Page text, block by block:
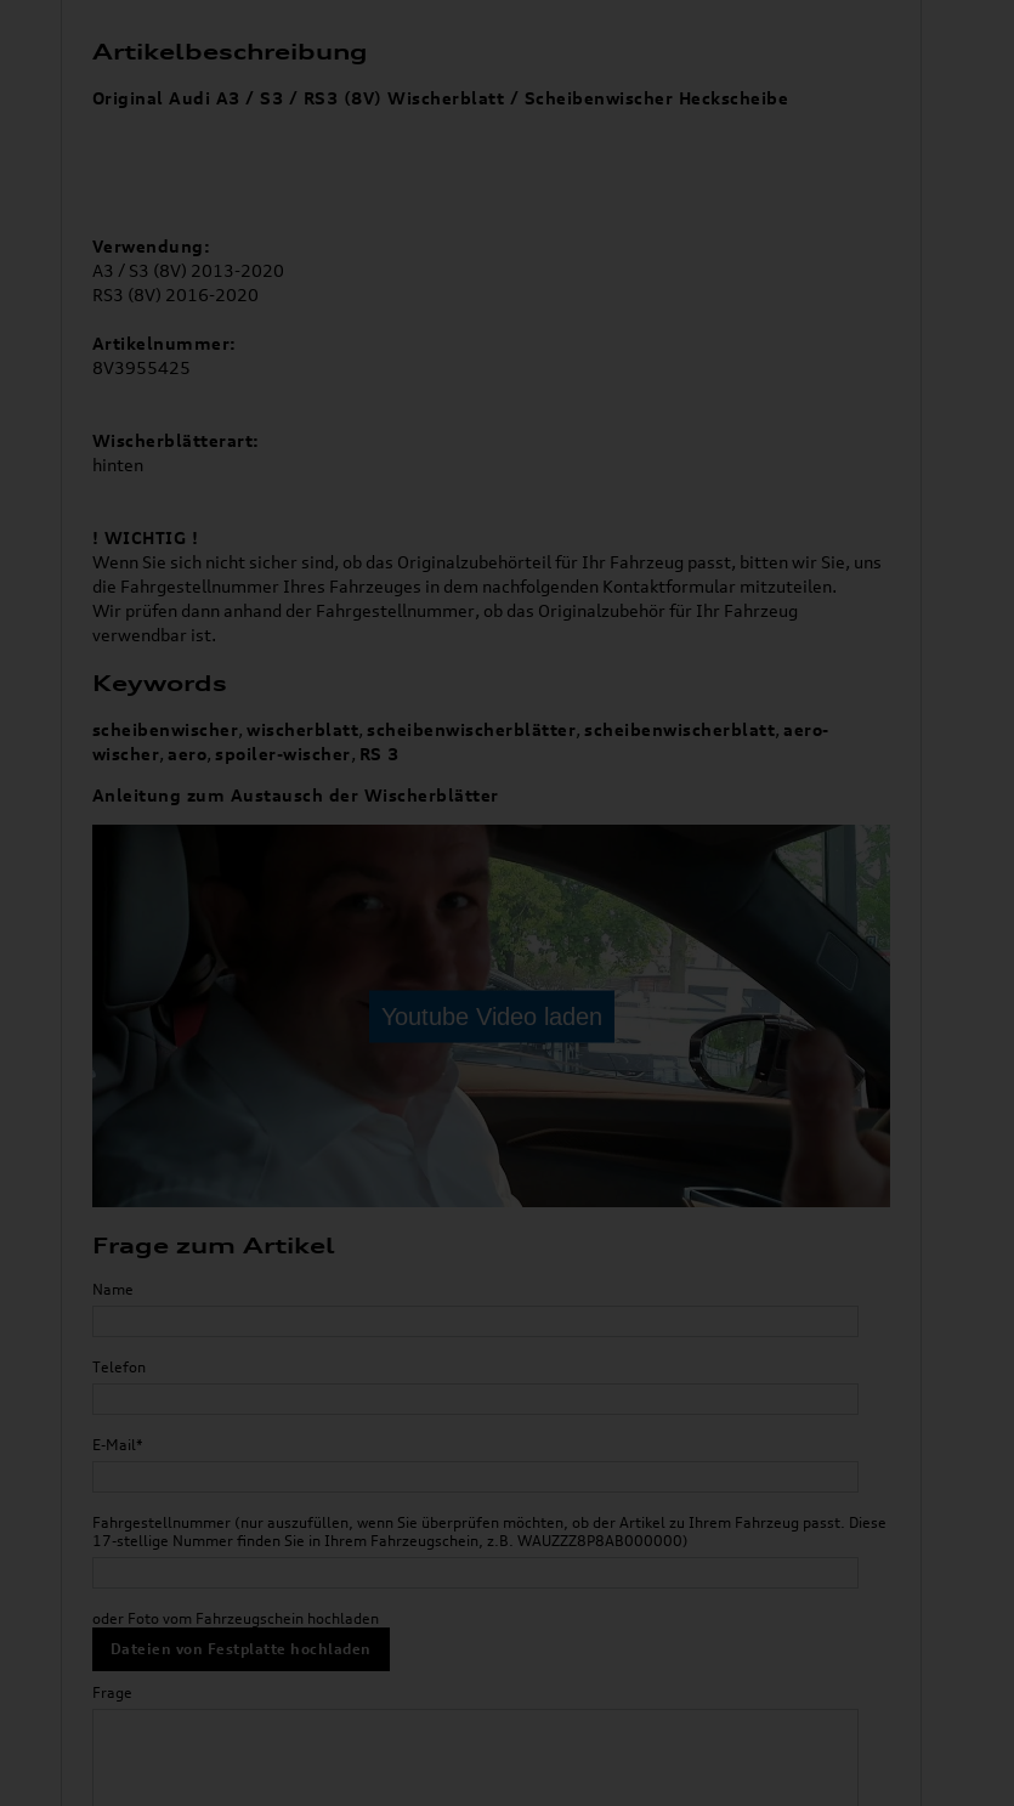
Artikelbeschreibung
Original Audi A3 / S3 / RS3 (8V) Wischerblatt / Scheibenwischer Heckscheibe
Verwendung:
A3 / S3 (8V) 2013-2020
RS3 (8V) 2016-2020
Artikelnummer:
8V3955425
Wischerblätterart:
hinten
! WICHTIG !
Wenn Sie sich nicht sicher sind, ob das Originalzubehörteil für Ihr Fahrzeug passt, bitten wir Sie, uns
die Fahrgestellnummer Ihres Fahrzeuges in dem nachfolgenden Kontaktformular mitzuteilen.
Wir prüfen dann anhand der Fahrgestellnummer, ob das Originalzubehör für Ihr Fahrzeug
verwendbar ist.
Keywords
scheibenwischer,wischerblatt, scheibenwischerblätter, scheibenwischerblatt, aero-
wischer, aero, spoiler-wischer, RS 3
Anleitung zum Austausch der Wischerblätter
Frage zum Artikel
Name
Telefon
E-Mail*
Fahrgestellnummer (nur auszufüllen, wenn Sie überprüfen möchten, ob der Artikel zu Ihrem Fahrzeug passt. Diese
17-stellige Nummer finden Sie in Ihrem Fahrzeugschein, z.B. WAUZZZ8P8AB000000)
oder Foto vom Fahrzeugschein hochladen
Dateien von Festplatte hochladen
Frage